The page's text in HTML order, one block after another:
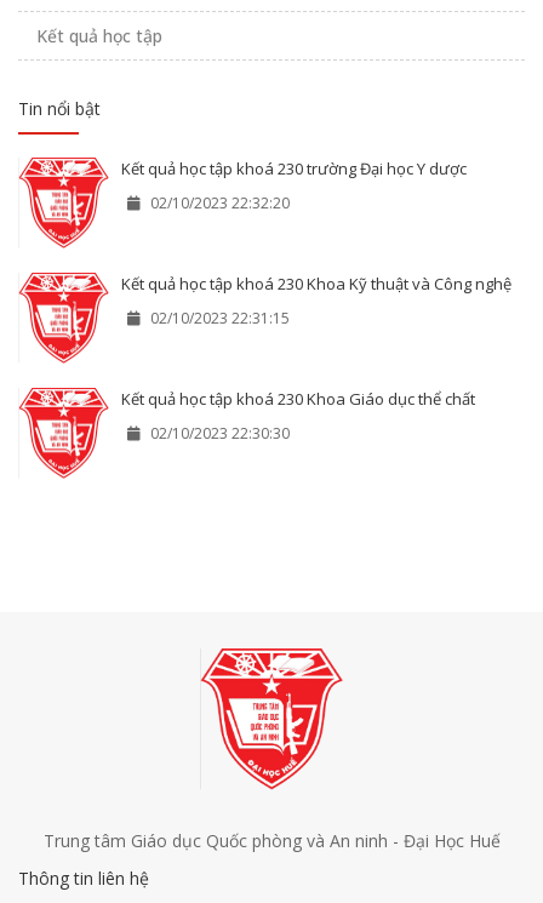
Kết quả học tập
Tin nổi bật
Kết quả học tập khoá 230 trường Đại học Y dược
02/10/2023 22:32:20
Kết quả học tập khoá 230 Khoa Kỹ thuật và Công nghệ
02/10/2023 22:31:15
Kết quả học tập khoá 230 Khoa Giáo dục thể chất
02/10/2023 22:30:30
Trung tâm Giáo dục Quốc phòng và An ninh - Đại Học Huế
Thông tin liên hệ